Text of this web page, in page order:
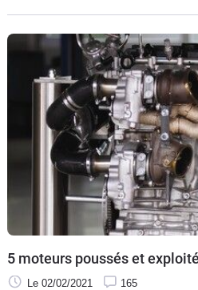
5 moteurs poussés et
Le 02/02/2021 165